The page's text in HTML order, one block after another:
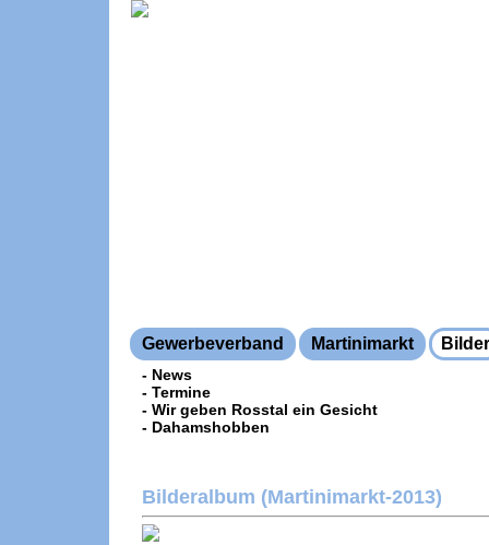
Gewerbeverband Martinimarkt Bilder
- News
- Termine
- Wir geben Rosstal ein Gesicht
- Dahamshobben
Bilderalbum (Martinimarkt-2013)